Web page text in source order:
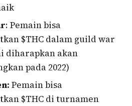
: Pemain bisa
$THC dalam guild war
diharapkan akan
pada 2022)
Pemain bisa
$THC di turnamen